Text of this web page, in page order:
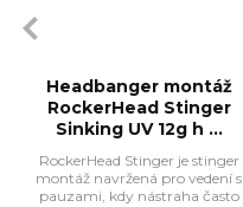
Headbanger montáž
RockerHead Stinger
Sinking UV 12g h ...
RockerHead Stinger je stinger
montáž navržená pro vedení s
pauzami, kdy nástraha často